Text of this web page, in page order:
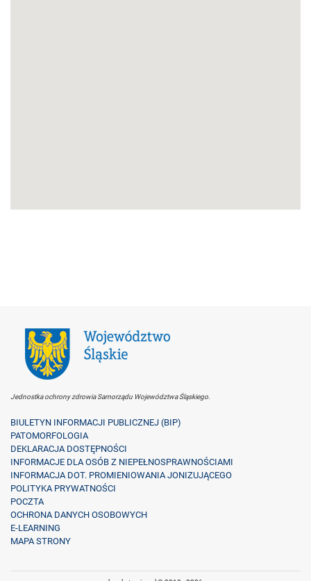
Jednostka ochrony zdrowia Samorządu Województwa Śląskiego.
BIULETYN INFORMACJI PUBLICZNEJ (BIP)
PATOMORFOLOGIA
DEKLARACJA DOSTĘPNOŚCI
INFORMACJE DLA OSÓB Z NIEPEŁNOSPRAWNOŚCIAMI
INFORMACJA DOT. PROMIENIOWANIA JONIZUJĄCEGO
POLITYKA PRYWATNOŚCI
POCZTA
OCHRONA DANYCH OSOBOWYCH
E-LEARNING
MAPA STRONY